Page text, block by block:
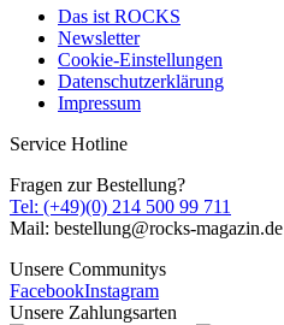
Das ist ROCKS
Newsletter
Cookie-Einstellungen
Datenschutzerklärung
Impressum
Service Hotline
Fragen zur Bestellung?
Tel: (+49)(0) 214 500 99 711
Mail: bestellung@rocks-magazin.de
Unsere Communitys
FacebookInstagram
Unsere Zahlungsarten